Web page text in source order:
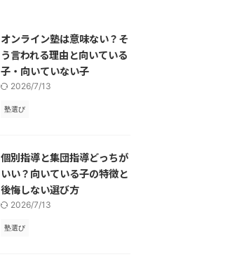
オンライン塾は意味ない？そ
う言われる理由と向いている
子・向いていない子
2026/7/13
塾選び
個別指導と集団指導どっちが
いい？向いている子の特徴と
後悔しない選び方
2026/7/13
塾選び